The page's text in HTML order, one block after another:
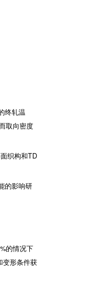
终轧温
取向密度
织构和TD
的影响研
的情况下
变形条件获